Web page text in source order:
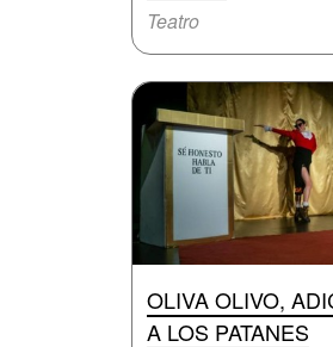
Teatro
OLIVA OLIVO,
A LOS PATANES